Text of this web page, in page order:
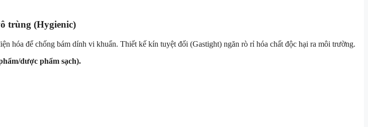
trùng (Hygienic)
hóa để chống bám dính vi khuẩn. Thiết kế kín tuyệt đối (Gastight) ngăn rò rỉ hóa chất độc hại ra môi trường.
dược phẩm sạch).